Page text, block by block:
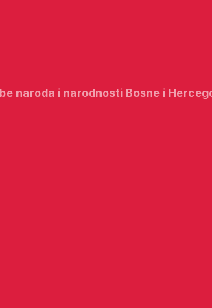
naroda i narodnosti Bosne i